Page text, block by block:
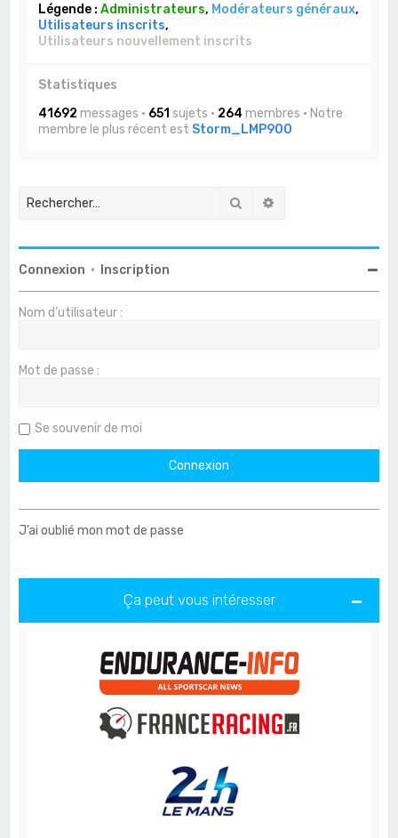
Légende :Administrateurs, Modérateurs généraux,
Utilisateurs inscrits,
Utilisateurs nouvellement inscrits
Statistiques
41692 messages • 651 sujets • 264 membres • Notre
membre le plus récent est Storm_LMP900
Rechercher
Connexion • Inscription
Nom d’utilisateur :
Mot de passe :
Se souvenir de moi
J’ai oublié mon mot de passe
Ça peut vous intéresser